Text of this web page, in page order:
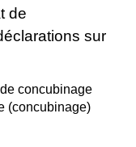
de
sur
concubinage
(concubinage)